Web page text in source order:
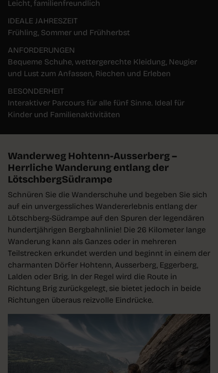
Leicht, familienfreundlich
IDEALE JAHRESZEIT
Frühling, Sommer und Frühherbst
ANFORDERUNGEN
Bequeme Schuhe, wettergerechte Kleidung, Neugier
und Lust zum Anfassen, Riechen und Erleben
BESONDERHEIT
Interaktiver Parcours für alle fünf Sinne. Ideal für
Kinder und Familienaktivitäten
Wanderweg Hohtenn-Ausserberg –
Herrliche Wanderung entlang der
LötschbergSüdrampe
Schnüren Sie die Wanderschuhe und begeben Sie sich
auf ein unvergessliches Wandererlebnis entlang der
Lötschberg-Südrampe auf den Spuren der legendären
hundertjährigen Bergbahnlinie! Die 26 Kilometer lange
Wanderung kann als Ganzes oder in mehreren
Teilstrecken erkundet werden und beginnt in einem der
charmanten Dörfer Hohtenn, Ausserberg, Eggerberg,
Lalden oder Brig. In der Regel wird die Route in
Richtung Brig zurückgelegt, sie bietet jedoch in beide
Richtungen überaus reizvolle Eindrücke.